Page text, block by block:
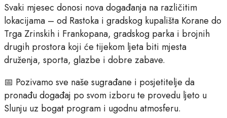
Svaki mjesec donosi nova događanja na različitim
lokacijama – od Rastoka i gradskog kupališta Korane do
Trga Zrinskih i Frankopana, gradskog parka i brojnih
drugih prostora koji će tijekom ljeta biti mjesta
druženja, sporta, glazbe i dobre zabave.
📅 Pozivamo sve naše sugrađane i posjetitelje da
pronađu događaj po svom izboru te provedu ljeto u
Slunju uz bogat program i ugodnu atmosferu.